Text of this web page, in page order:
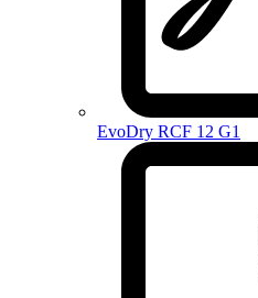
EvoDry RCF 12 G1